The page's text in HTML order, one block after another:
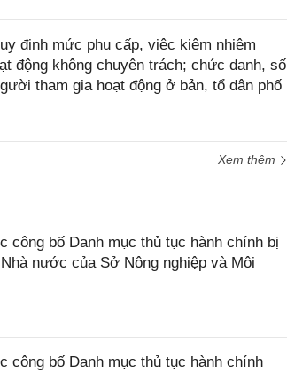
định mức phụ cấp, việc kiêm nhiệm
động không chuyên trách; chức danh, số
tham gia hoạt động ở bản, tổ dân phố
Xem thêm
công bố Danh mục thủ tục hành chính bị
nước của Sở Nông nghiệp và Môi
công bố Danh mục thủ tục hành chính